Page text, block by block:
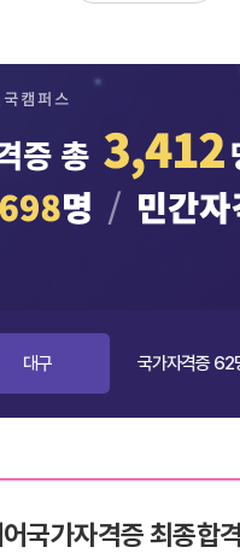
국가자격증 62명/민간자
국가자격증 최종합